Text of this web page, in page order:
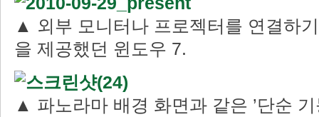
▲ 외부 모니터나 프로젝터를 연결하
을 제공했던 윈도우 7.
▲ 파노라마 배경 화면과 같은 ’단순 기